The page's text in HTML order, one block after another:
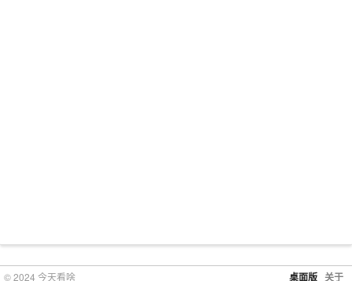
桌面版 关于
© 2024 今天看啥